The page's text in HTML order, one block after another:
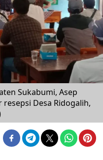
Sukabumi, Asep
Desa Ridogalih,